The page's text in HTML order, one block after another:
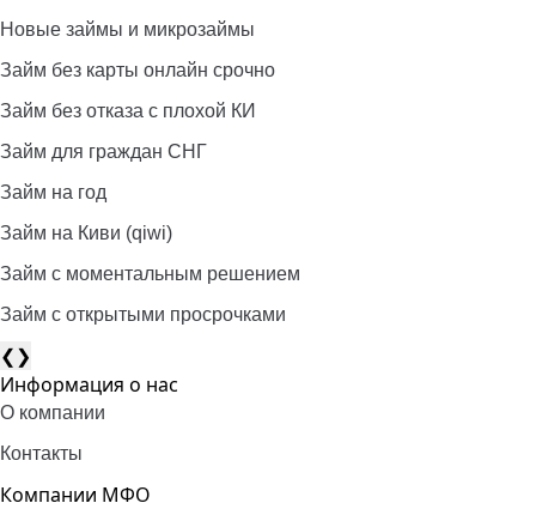
Новые займы и микрозаймы
Займ без карты онлайн срочно
Займ без отказа с плохой КИ
Займ для граждан СНГ
Займ на год
Займ на Киви (qiwi)
Займ c моментальным решением
Займ с открытыми просрочками
❮❯
Информация о нас
О компании
Контакты
Компании МФО